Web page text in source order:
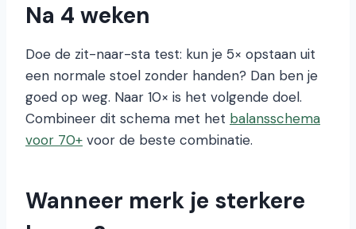
Na 4 weken
Doe de zit-naar-sta test: kun je 5× opstaan uit
een normale stoel zonder handen? Dan ben je
goed op weg. Naar 10× is het volgende doel.
Combineer dit schema met het balansschema
voor 70+ voor de beste combinatie.
Wanneer merk je sterkere